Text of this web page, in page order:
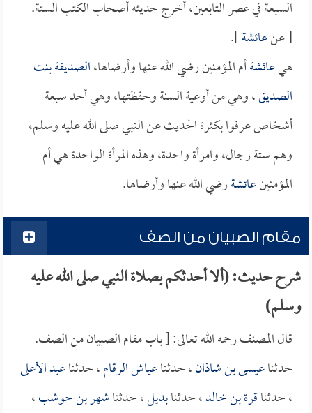
السبعة في عصر التابعين، أخرج حديثه أصحاب الكتب الستة.
[ عنعائشة].
هيعائشةأم المؤمنين رضي الله عنها وأرضاها،الصديقة بنت
الصديق، وهي من أوعية السنة وحفظتها، وهي أحد سبعة
أشخاص عرفوا بكثرة الحديث عن النبي صلى الله عليه وسلم،
وهم ستة رجال، وامرأة واحدة، وهذه المرأة الواحدة هي أم
المؤمنينعائشةرضي الله عنها وأرضاها.
مقام الصبيان من الصف
شرح حديث: (ألا أحدثكم بصلاة النبي صلى الله عليه
وسلم)
قال المصنف رحمه الله تعالى: [ باب مقام الصبيان من الصف.
حدثناعيسى بن شاذان، حدثناعياش الرقام، حدثناعبد الأعلى
، حدثناقرة بن خالد، حدثنابديل، حدثناشهر بن حوشب،